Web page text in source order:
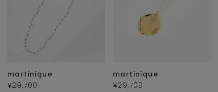
martinique
¥29,700
martinique
¥29,700